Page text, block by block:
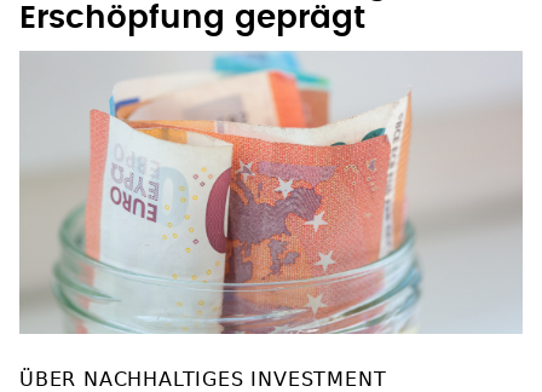
Erschöpfung geprägt
ÜBER NACHHALTIGES INVESTMENT